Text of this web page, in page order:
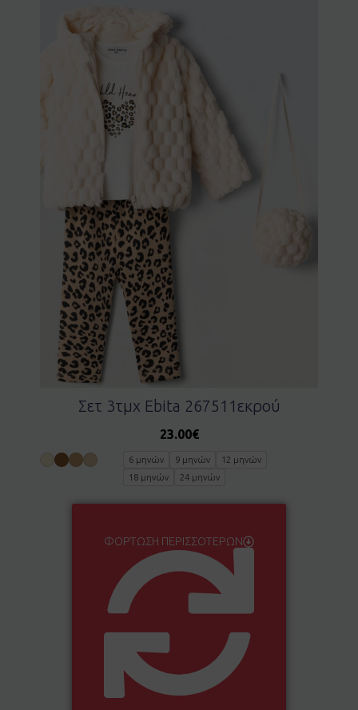
Σετ 3τμχ Ebita 267511εκρού
23.00€
6 μηνών 9 μηνών
12 μηνών
18 μηνών
24 μηνών
ΦΌΡΤΩΣΗ ΠΕΡΙΣΣΌΤΕΡΩΝ